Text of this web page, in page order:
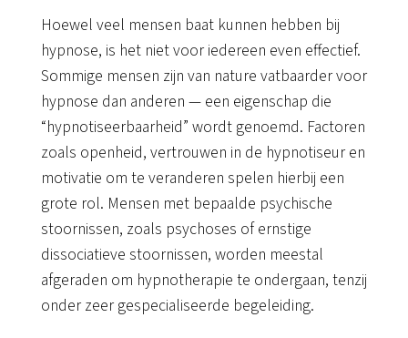
Hoewel veel mensen baat kunnen hebben bij
hypnose, is het niet voor iedereen even effectief.
Sommige mensen zijn van nature vatbaarder voor
hypnose dan anderen — een eigenschap die
“hypnotiseerbaarheid” wordt genoemd. Factoren
zoals openheid, vertrouwen in de hypnotiseur en
motivatie om te veranderen spelen hierbij een
grote rol. Mensen met bepaalde psychische
stoornissen, zoals psychoses of ernstige
dissociatieve stoornissen, worden meestal
afgeraden om hypnotherapie te ondergaan, tenzij
onder zeer gespecialiseerde begeleiding.